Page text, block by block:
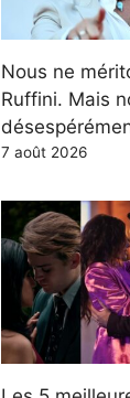
Nous ne
Ruffini. Mais
7 août 2026